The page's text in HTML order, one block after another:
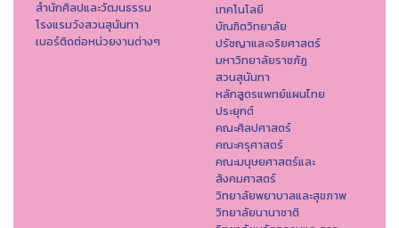
สำนักศิลปและวัฒนธรรม
โรงแรมวังสวนสุนันทา
เบอร์ติดต่อหน่วยงานต่างๆ
เทคโนโลยี
บัณฑิตวิทยาลัย
ปรัชญาและจริยศาสตร์
มหาวิทยาลัยราชภัฏ
สวนสุนันทา
หลักสูตรแพทย์แผนไทย
ประยุกต์
คณะศิลปศาสตร์
คณะครุศาสตร์
คณะมนุษยศาสตร์และ
สังคมศาสตร์
วิทยาลัยพยาบาลและสุขภาพ
วิทยาลัยนานาชาติ